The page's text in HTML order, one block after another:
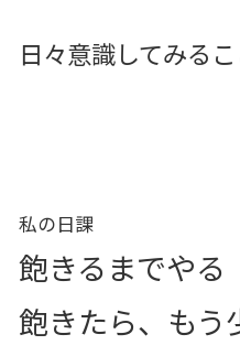
日々意識してみるこ
私の日課
飽きるまでやる
飽きたら、もう